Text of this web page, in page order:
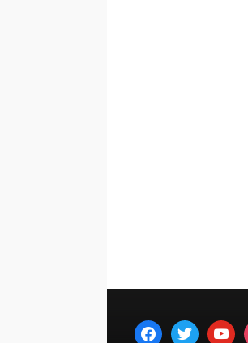
facebooktwitter youtube